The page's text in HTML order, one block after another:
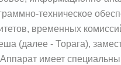
техническое
временных
(далее - Торага),
имеет